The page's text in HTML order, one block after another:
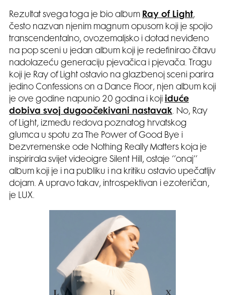
Rezultat svega toga je bio album Ray of Light,
često nazvan njenim magnum opusom koji je spojio
transcendentalno, ovozemaljsko i dotad neviđeno
na pop sceni u jedan album koji je redefinirao čitavu
nadolazeću generaciju pjevačica i pjevača. Tragu
koji je Ray of Light ostavio na glazbenoj sceni parira
jedino Confessions on a Dance Floor, njen album koji
je ove godine napunio 20 godina i koji
iduće
dobiva svoj dugoočekivani nastavak. No, Ray
of Light, između redova poznatog hrvatskog
glumca u spotu za The Power of Good Bye i
bezvremenske ode Nothing Really Matters koja je
inspirirala svijet videoigre Silent Hill, ostaje ‘’onaj’’
album koji je i na publiku i na kritiku ostavio upečatljiv
dojam. A upravo takav, introspektivan i ezoteričan,
je LUX.